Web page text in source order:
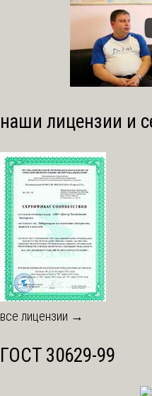
наши лицензии и
все лицензии →
ГОСТ 30629-99